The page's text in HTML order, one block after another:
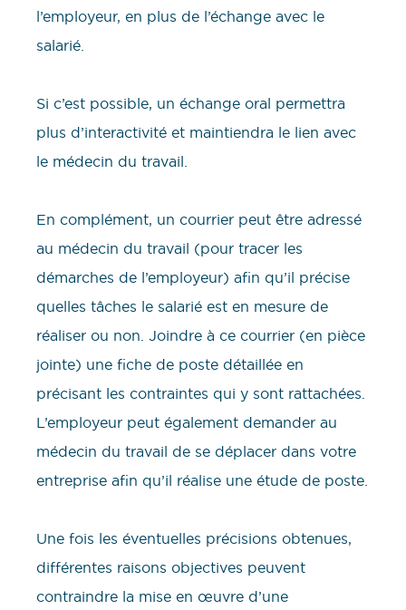
l’employeur, en plus de l’échange avec le
salarié.
Si c’est possible, un échange oral permettra
plus d’interactivité et maintiendra le lien avec
le médecin du travail.
En complément, un courrier peut être adressé
au médecin du travail (pour tracer les
démarches de l’employeur) afin qu’il précise
quelles tâches le salarié est en mesure de
réaliser ou non. Joindre à ce courrier (en pièce
jointe) une fiche de poste détaillée en
précisant les contraintes qui y sont rattachées.
L’employeur peut également demander au
médecin du travail de se déplacer dans votre
entreprise afin qu’il réalise une étude de poste.
Une fois les éventuelles précisions obtenues,
différentes raisons objectives peuvent
contraindre la mise en œuvre d’une